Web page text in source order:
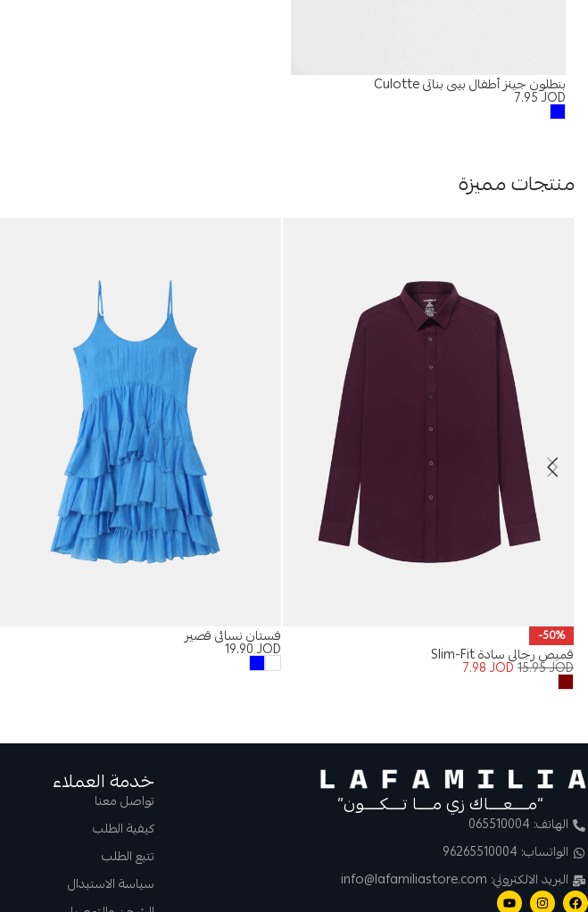
بنطلون جينز أطفال بيبي بناتي Culotte
7.95JOD
منتجات مميزة
-50%
قميص رجالي سادة Slim-Fit
15.95JOD
7.98JOD
فستان نسائي قصير
19.90JOD
“مــــعــــاك زي مــــا تــــكــــون”
الهاتف: 065510004
الواتساب: 96265510004
البريد الالكتروني: info@lafamiliastore.com
خدمة العملاء
تواصل معنا
كيفية الطلب
تتبع الطلب
سياسة الاستبدال